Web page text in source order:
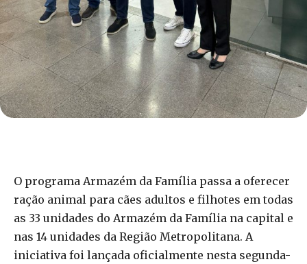
O programa Armazém da Família passa a oferecer
ração animal para cães adultos e filhotes em todas
as 33 unidades do Armazém da Família na capital e
nas 14 unidades da Região Metropolitana. A
iniciativa foi lançada oficialmente nesta segunda-